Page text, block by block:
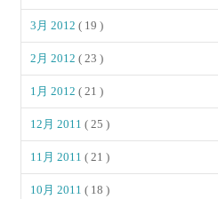
3月 2012( 19 )
2月 2012( 23 )
1月 2012( 21 )
12月 2011( 25 )
11月 2011( 21 )
10月 2011( 18 )